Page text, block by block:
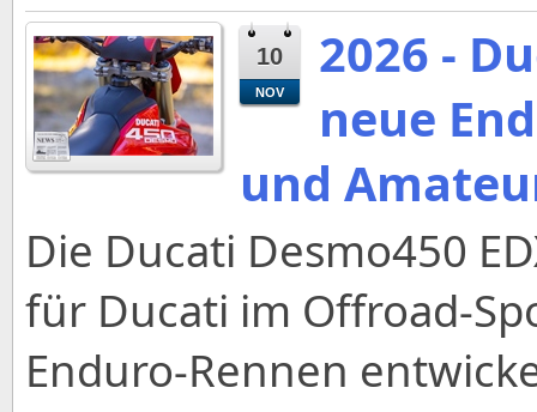
10
NOV
2026 -
neue
und
Die Ducati Desmo450
für Ducati im Offroad-
Enduro-Rennen